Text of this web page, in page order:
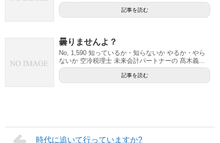
記事を読む
曇りませんよ？
No, 1,590 知っているか・知らないか やるか・やら
ないか 空冷税理士 未来会計パートナーの 髙木義...
記事を読む
時代に追いて行っていますか?